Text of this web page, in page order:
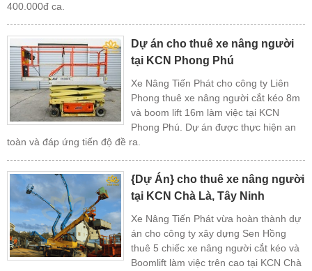
400.000đ ca.
Dự án cho thuê xe nâng người
tại KCN Phong Phú
Xe Nâng Tiến Phát cho công ty Liên
Phong thuê xe nâng người cắt kéo 8m
và boom lift 16m làm việc tại KCN
Phong Phú. Dự án được thực hiện an
toàn và đáp ứng tiến độ đề ra.
{Dự Án} cho thuê xe nâng người
tại KCN Chà Là, Tây Ninh
Xe Nâng Tiến Phát vừa hoàn thành dự
án cho công ty xây dựng Sen Hồng
thuê 5 chiếc xe nâng người cắt kéo và
Boomlift làm việc trên cao tại KCN Chà